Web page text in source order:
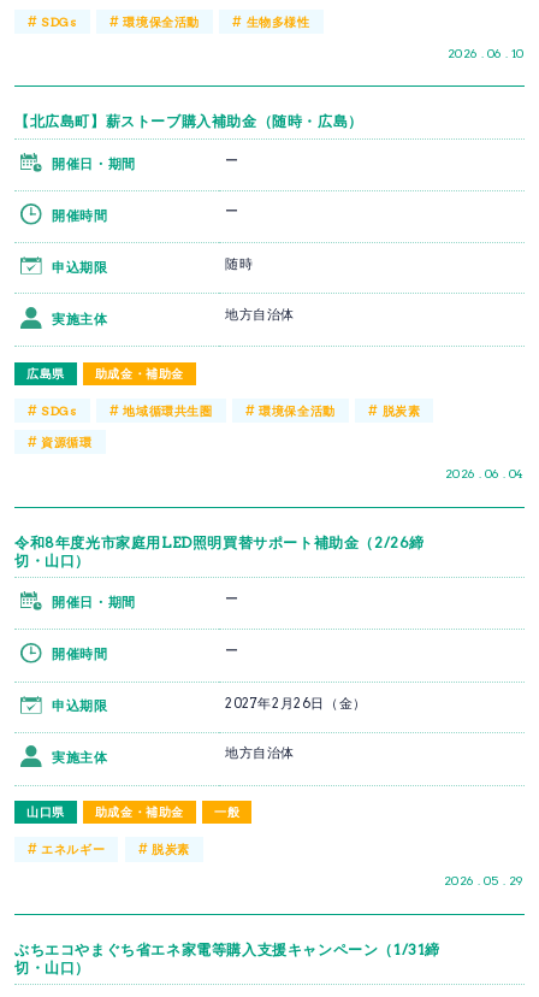
2026 . 06 . 10
#SDGs #環境保全活動 # 生物多様性
【北広島町】薪ストーブ購入補助金（随時・広島）
広島県 助成金・補助金
2026 . 06 . 04
開催日・期間 ー
開催時間 ー
申込期限 随時
実施主体 地方自治体
#SDGs #地域循環共生圏 #環境保全活動 # 脱炭素
#資源循環
令和8年度光市家庭用LED照明買替サポート補助金（2/26締
切・山口）
山口県 助成金・補助金 一般
2026 . 05 . 29
開催日・期間 ー
開催時間 ー
申込期限 2027年2月26日（金）
実施主体 地方自治体
#エネルギー # 脱炭素
ぶちエコやまぐち省エネ家電等購入支援キャンペーン（1/31締
切・山口）